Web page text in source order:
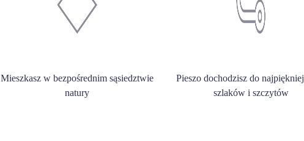
Mieszkasz w bezpośrednim sąsiedztwie
natury
Pieszo dochodzisz do
szlaków i szczytów